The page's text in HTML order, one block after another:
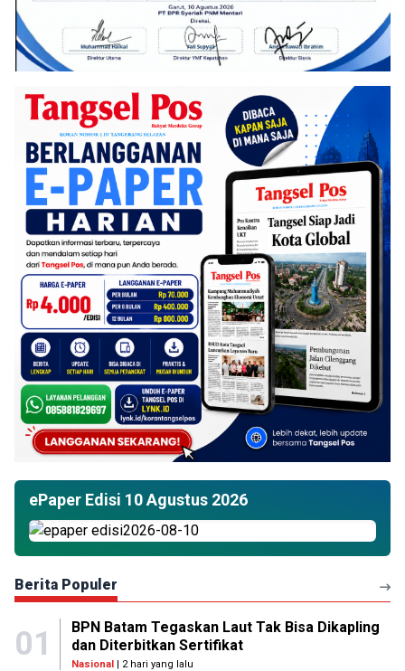
ePaper Edisi 10 Agustus 2026
Berita Populer
01
BPN Batam Tegaskan Laut Tak Bisa Dikapling
dan Diterbitkan Sertifikat
Nasional| 2 hari yang lalu